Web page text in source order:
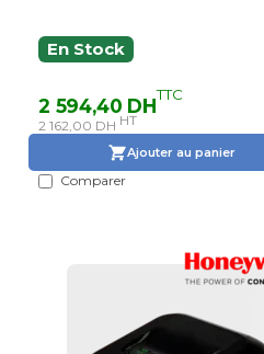
En Stock
2 594,40 DHTTC
2 162,00 DH HT
Ajouter au panier
Comparer